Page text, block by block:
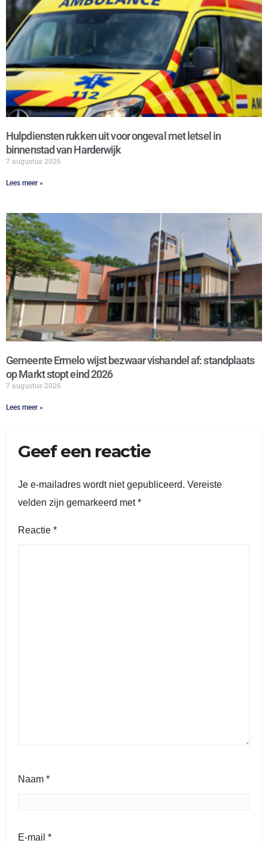
Hulpdiensten rukken uit voor ongeval met letsel in
binnenstad van Harderwijk
7 augustus 2026
Lees meer »
Gemeente Ermelo wijst bezwaar vishandel af: standplaats
op Markt stopt eind 2026
7 augustus 2026
Lees meer »
Geef een reactie
Je e-mailadres wordt niet gepubliceerd. Vereiste
velden zijn gemarkeerd met*
Reactie *
Naam *
E-mail *